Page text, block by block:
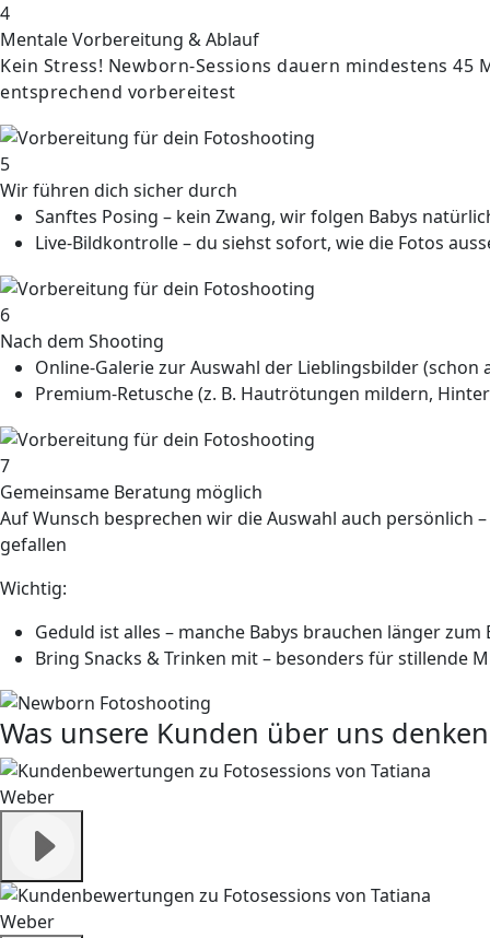
4
Mentale Vorbereitung & Ablauf
Kein Stress! Newborn-Sessions dauern mindestens 45
entsprechend vorbereitest
5
Wir führen dich sicher durch
Sanftes Posing – kein Zwang, wir folgen Babys
Live-Bildkontrolle– du siehst sofort, wie die Fotos
6
Nach dem Shooting
Online-Galeriezur Auswahl der Lieblingsbilder (schon
Premium-Retusche(z. B. Hautrötungen mildern,
7
Gemeinsame Beratung möglich
Auf Wunsch besprechen wir die Auswahl auch persönlich
gefallen
Wichtig:
Geduld ist alles – manche Babys brauchen länger zum
Bring Snacks & Trinken mit– besonders für stillende
Was unsere Kunden über uns denken